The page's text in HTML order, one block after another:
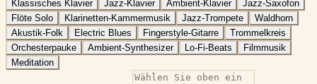
Klassisches Klavier
Jazz-Klavier Ambient-Klavier
Jazz-Saxofon
Flöte Solo
Klarinetten-Kammermusik Jazz-Trompete
Waldhorn
Akustik-Folk
Electric Blues Fingerstyle-Gitarre
Trommelkreis
Orchesterpauke
Ambient-Synthesizer Lo-Fi-Beats
Filmmusik
Meditation